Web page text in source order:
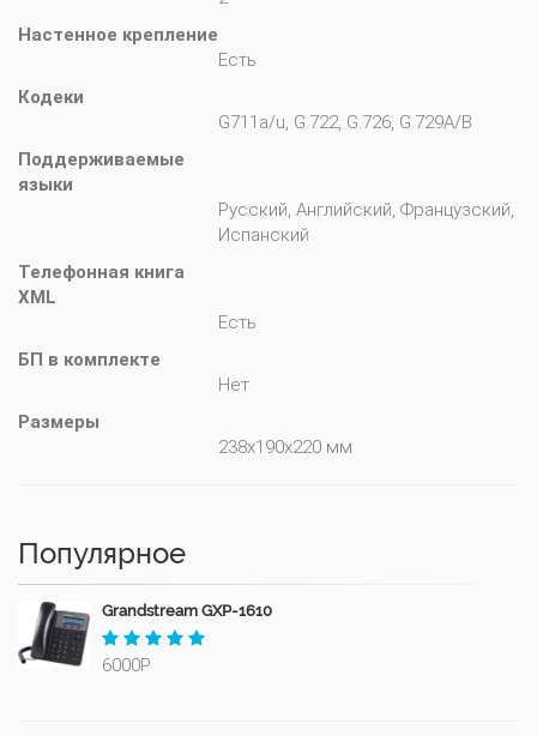
Настенное крепление
Есть
Кодеки
G711a/u, G.722, G.726, G.729A/B
Поддерживаемые
языки
Русский, Английский, Французский,
Испанский
Телефонная книга
XML
Есть
БП в комплекте
Нет
Размеры
238x190x220 мм
Популярное
Grandstream GXP-1610
6000Р